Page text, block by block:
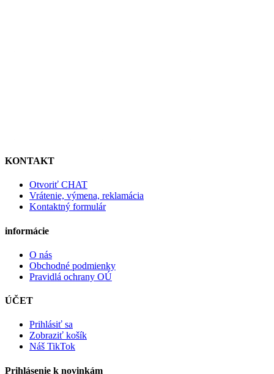
KONTAKT
Otvoriť CHAT
Vrátenie, výmena, reklamácia
Kontaktný formulár
informácie
O nás
Obchodné podmienky
Pravidlá ochrany OÚ
ÚČET
Prihlásiť sa
Zobraziť košík
Náš TikTok
Prihlásenie k novinkám